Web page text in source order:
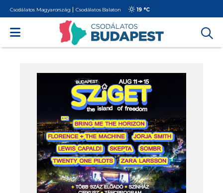
Csodálatos Magyarország Csodálatos Balaton 19 °C